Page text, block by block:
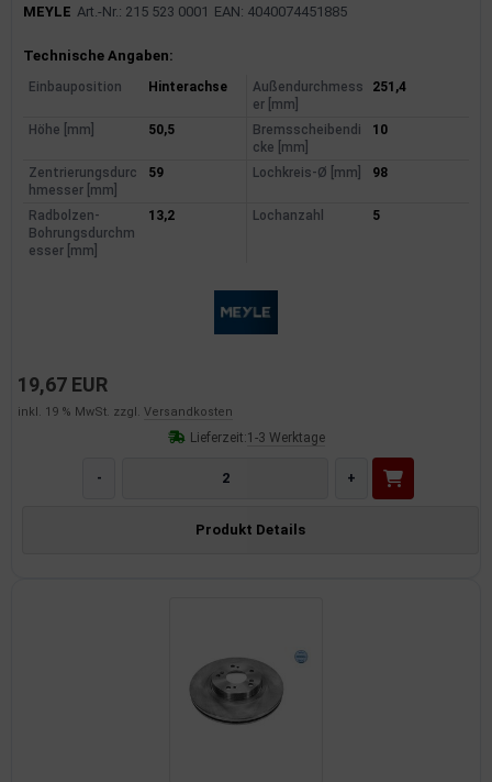
MEYLE Art.-Nr.: 215 523 0001 EAN: 4040074451885
Produktinformationen
Technische Angaben:
Einbauposition Hinterachse
Außendurchmess
er [mm]
251,4
Höhe [mm] 50,5
Bremsscheibendi
cke [mm]
10
Zentrierungsdurc
hmesser [mm]
59 Lochkreis-Ø [mm] 98
Radbolzen-
Bohrungsdurchm
esser [mm]
13,2 Lochanzahl 5
19,67 EUR
inkl. 19 % MwSt. zzgl. Versandkosten
Lieferzeit:1-3 Werktage
- +
Produkt Details